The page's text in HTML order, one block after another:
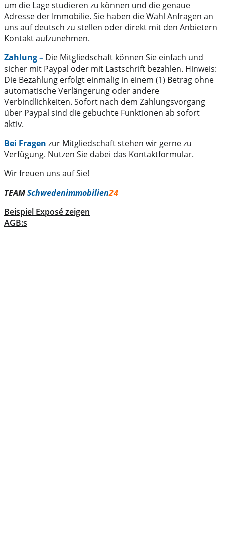
um die Lage studieren zu können und die genaue
Adresse der Immobilie. Sie haben die Wahl Anfragen an
uns auf deutsch zu stellen oder direkt mit den Anbietern
Kontakt aufzunehmen.
Zahlung – Die Mitgliedschaft können Sie einfach und
sicher mit Paypal oder mit Lastschrift bezahlen. Hinweis:
Die Bezahlung erfolgt einmalig in einem (1) Betrag ohne
automatische Verlängerung oder andere
Verbindlichkeiten. Sofort nach dem Zahlungsvorgang
über Paypal sind die gebuchte Funktionen ab sofort
aktiv.
Bei Fragen zur Mitgliedschaft stehen wir gerne zu
Verfügung. Nutzen Sie dabei das Kontaktformular.
Wir freuen uns auf Sie!
TEAMSchwedenimmobilien24
Beispiel Exposé zeigen
AGB:s